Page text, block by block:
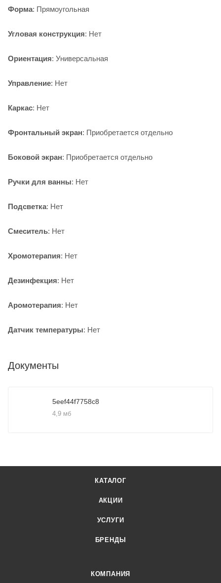
Форма: Прямоугольная
Угловая конструкция: Нет
Ориентация: Универсальная
Управление: Нет
Каркас: Нет
Фронтальный экран: Приобретается отдельно
Боковой экран: Приобретается отдельно
Ручки для ванны: Нет
Подсветка: Нет
Смеситель: Нет
Хромотерапия: Нет
Дезинфекция: Нет
Аромотерапия: Нет
Датчик температуры: Нет
Документы
5eef44f7758c8
4,9 мб
КАТАЛОГ
АКЦИИ
УСЛУГИ
БРЕНДЫ
КОМПАНИЯ